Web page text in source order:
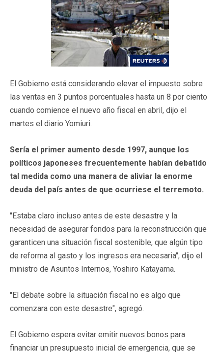
El Gobierno está considerando elevar el impuesto sobre
las ventas en 3 puntos porcentuales hasta un 8 por ciento
cuando comience el nuevo año fiscal en abril, dijo el
martes el diario Yomiuri.
Sería el primer aumento desde 1997, aunque los
políticos japoneses frecuentemente habían debatido
tal medida como una manera de aliviar la enorme
deuda del país antes de que ocurriese el terremoto.
"Estaba claro incluso antes de este desastre y la
necesidad de asegurar fondos para la reconstrucción que
garanticen una situación fiscal sostenible, que algún tipo
de reforma al gasto y los ingresos era necesaria", dijo el
ministro de Asuntos Internos, Yoshiro Katayama.
"El debate sobre la situación fiscal no es algo que
comenzara con este desastre", agregó.
El Gobierno espera evitar emitir nuevos bonos para
financiar un presupuesto inicial de emergencia, que se